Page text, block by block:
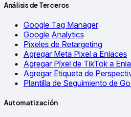
Análisis de Terceros
Google Tag Manager
Google Analytics
Píxeles de Retargeting
Agregar Meta Pixel a Enlaces
Agregar Píxel de TikTok a
Agregar Etiqueta de
Plantilla de Seguimiento de
Automatización